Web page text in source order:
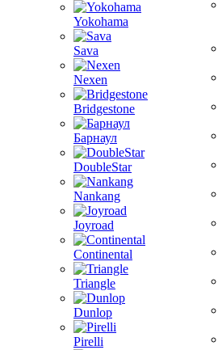
Yokohama
Sava
Nexen
Bridgestone
Барнаул
DoubleStar
Nankang
Joyroad
Continental
Triangle
Dunlop
Pirelli